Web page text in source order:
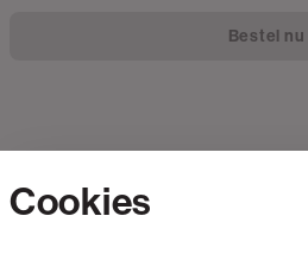
Bestel nu
Cookies